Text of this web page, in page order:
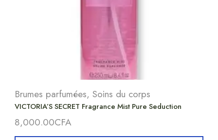
Brumes parfumées, Soins du corps
VICTORIA’S SECRET Fragrance Mist Pure Seduction
8,000.00CFA